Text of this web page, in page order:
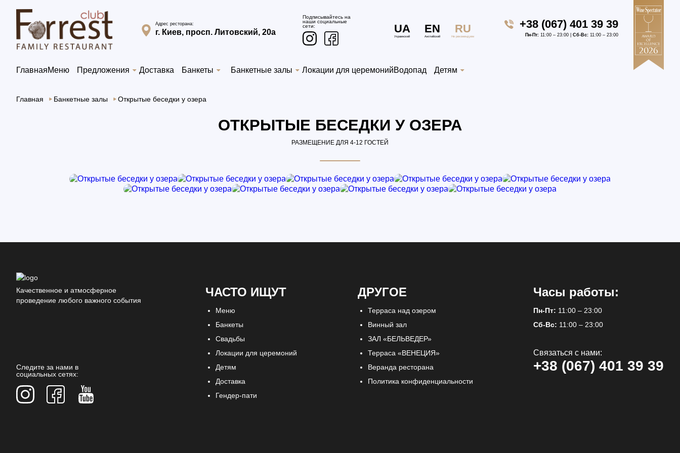
Адрес ресторана:
г. Киев, просп. Литовский, 20а
Подписывайтесь на
наши социальные
сети:
UA
Украинский
EN
Английский
RU
Не рекомендуем
+38 (067) 401 39 39
Пн-Пт: 11:00 – 23:00 | Сб-Вс: 11:00 – 23:00
ГлавнаяМеню Предложения Доставка Банкеты Банкетные залы Локации для церемонийВодопад Детям
Главная Банкетные залы Открытые беседки у озера
ОТКРЫТЫЕ БЕСЕДКИ У ОЗЕРА
РАЗМЕЩЕНИЕ ДЛЯ 4-12 ГОСТЕЙ
Качественное и атмосферное
проведение любого важного события
ЧАСТО ИЩУТ
Меню
Банкеты
Свадьбы
Локации для церемоний
Детям
Доставка
Гендер-пати
ДРУГОЕ
Терраса над озером
Винный зал
ЗАЛ «БЕЛЬВЕДЕР»
Терраса «ВЕНЕЦИЯ»
Веранда ресторана
Политика конфиденциальности
Часы работы:
Пн-Пт: 11:00 – 23:00
Сб-Вс: 11:00 – 23:00
Связаться с нами:
+38 (067) 401 39 39
Следите за нами в
социальных сетях: